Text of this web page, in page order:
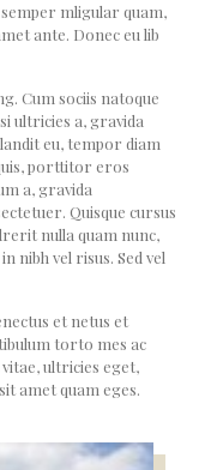
mligular quam,
ante. Donec eu lib
Cum sociis natoque
ultricies a, gravida
eu, tempor diam
porttitor eros
a, gravida
Quisque cursus
nulla quam nunc,
nibh vel risus. Sed vel
et netus et
torto mes ac
ultricies eget,
amet quam eges.